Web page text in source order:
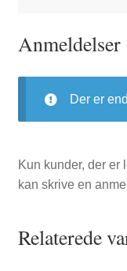
Anmeldelser
Der er
Kun kunder, der er
kan skrive en
Relaterede